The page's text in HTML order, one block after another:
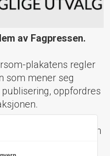
av Fagpressen.
plakatens regler
som mener seg
oppfordres
er et klageorgan
som